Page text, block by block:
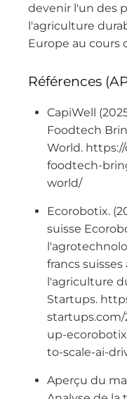
devenir l'un des
l'agriculture
Europe au cours
Références
CapiWell
Foodtech
World.
foodtech-
world/
Ecorobotix.
suisse
francs
l'agriculture
Startups.
startups.com/
up-
to-scale-ai-
Aperçu du